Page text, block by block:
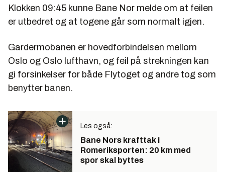
Klokken 09:45 kunne Bane Nor melde om at feilen
er utbedret og at togene går som normalt igjen.
Gardermobanen er hovedforbindelsen mellom
Oslo og Oslo lufthavn, og feil på strekningen kan
gi forsinkelser for både Flytoget og andre tog som
benytter banen.
Les også:
Bane Nors krafttak i
Romeriksporten: 20 km med
spor skal byttes